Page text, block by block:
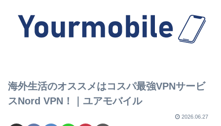
海外生活のオススメはコスパ最強VPNサービ
スNord VPN！｜ユアモバイル
2026.06.27